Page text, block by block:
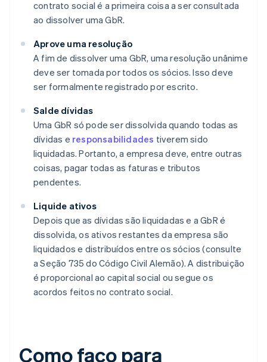
contrato social é a primeira coisa a ser consultada
ao dissolver uma GbR.
Aprove uma resolução
A fim de dissolver uma GbR, uma resolução unânime
deve ser tomada por todos os sócios. Isso deve
ser formalmente registrado por escrito.
Salde dívidas
Uma GbR só pode ser dissolvida quando todas as
dívidas e responsabilidades tiverem sido
liquidadas. Portanto, a empresa deve, entre outras
coisas, pagar todas as faturas e tributos
pendentes.
Liquide ativos
Depois que as dívidas são liquidadas e a GbR é
dissolvida, os ativos restantes da empresa são
liquidados e distribuídos entre os sócios (consulte
a Seção 735 do Código Civil Alemão). A distribuição
é proporcional ao capital social ou segue os
acordos feitos no contrato social.
Como faço para